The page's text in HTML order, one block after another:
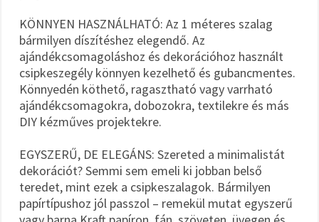
KÖNNYEN HASZNÁLHATÓ: Az 1 méteres szalag
bármilyen díszítéshez elegendő. Az
ajándékcsomagoláshoz és dekorációhoz használt
csipkeszegély könnyen kezelhető és gubancmentes.
Könnyedén köthető, ragasztható vagy varrható
ajándékcsomagokra, dobozokra, textilekre és más
DIY kézműves projektekre.
EGYSZERŰ, DE ELEGÁNS: Szereted a minimalistát
dekorációt? Semmi sem emeli ki jobban belső
teredet, mint ezek a csipkeszalagok. Bármilyen
papírtípushoz jól passzol – remekül mutat egyszerű